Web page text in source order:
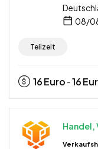
08/
Teilzeit
16Euro -16
Handel,